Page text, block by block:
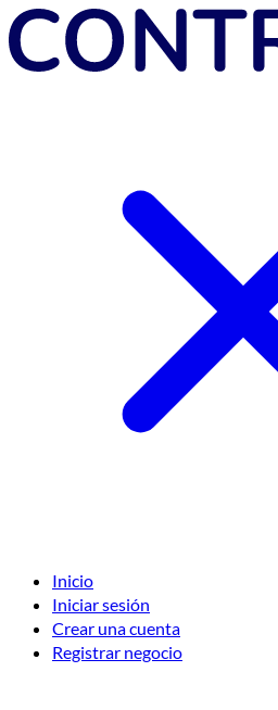
Inicio
Iniciar sesión
Crear una cuenta
Registrar negocio